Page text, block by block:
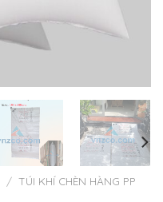
/ TÚI KHÍ CHÈN HÀNG PP